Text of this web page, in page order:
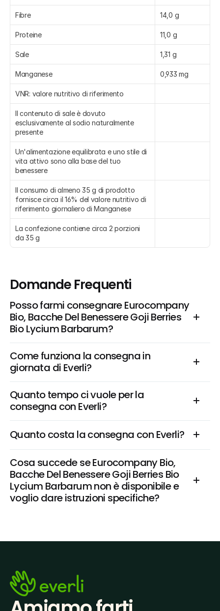
Fibre 14,0 g
Proteine 11,0 g
Sale 1,31 g
Manganese 0,933 mg
VNR: valore nutritivo di riferimento
Il contenuto di sale è dovuto
esclusivamente al sodio naturalmente
presente
Un'alimentazione equilibrata e uno stile di
vita attivo sono alla base del tuo
benessere
Il consumo di almeno 35 g di prodotto
fornisce circa il 16% del valore nutritivo di
riferimento giornaliero di Manganese
La confezione contiene circa 2 porzioni
da 35 g
Domande Frequenti
Posso farmi consegnare Eurocompany
Bio, Bacche Del Benessere Goji Berries
Bio Lycium Barbarum?
Come funziona la consegna in
giornata di Everli?
Quanto tempo ci vuole per la
consegna con Everli?
Quanto costa la consegna con Everli?
Cosa succede se Eurocompany Bio,
Bacche Del Benessere Goji Berries Bio
Lycium Barbarum non è disponibile e
voglio dare istruzioni specifiche?